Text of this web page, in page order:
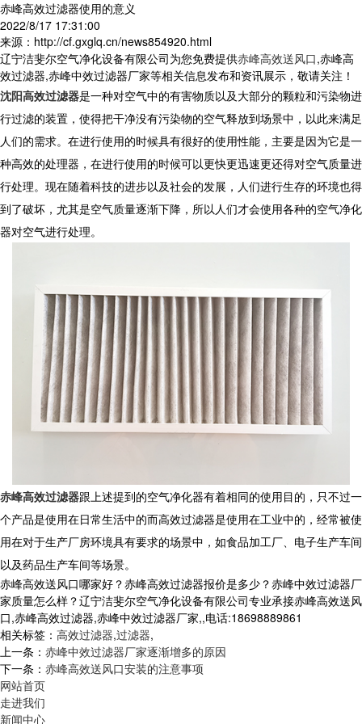
赤峰高效过滤器使用的意义
2022/8/17 17:31:00
来源：http://cf.gxglq.cn/news854920.html
辽宁洁斐尔空气净化设备有限公司为您免费提供赤峰高效送风口,赤峰高
效过滤器,赤峰中效过滤器厂家等相关信息发布和资讯展示，敬请关注！
沈阳高效过滤器是一种对空气中的有害物质以及大部分的颗粒和污染物进
行过滤的装置，使得把干净没有污染物的空气释放到场景中，以此来满足
人们的需求。在进行使用的时候具有很好的使用性能，主要是因为它是一
种高效的处理器，在进行使用的时候可以更快更迅速更还得对空气质量进
行处理。现在随着科技的进步以及社会的发展，人们进行生存的环境也得
到了破坏，尤其是空气质量逐渐下降，所以人们才会使用各种的空气净化
器对空气进行处理。
赤峰高效过滤器跟上述提到的空气净化器有着相同的使用目的，只不过一
个产品是使用在日常生活中的而高效过滤器是使用在工业中的，经常被使
用在对于生产厂房环境具有要求的场景中，如食品加工厂、电子生产车间
以及药品生产车间等场景。
赤峰高效送风口哪家好？赤峰高效过滤器报价是多少？赤峰中效过滤器厂
家质量怎么样？辽宁洁斐尔空气净化设备有限公司专业承接赤峰高效送风
口,赤峰高效过滤器,赤峰中效过滤器厂家,,电话:18698889861
相关标签： 高效过滤器,过滤器,
上一条： 赤峰中效过滤器厂家逐渐增多的原因
下一条： 赤峰高效送风口安装的注意事项
网站首页
走进我们
新闻中心